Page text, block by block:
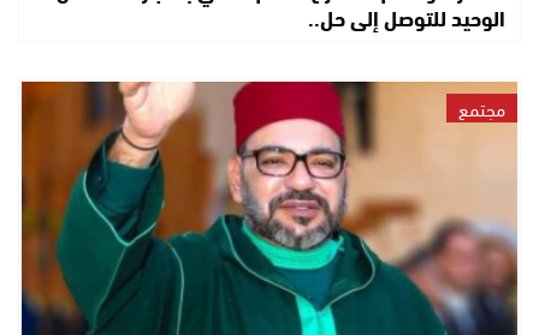
الوحيد للتوصل إلى حل..
مجتمع